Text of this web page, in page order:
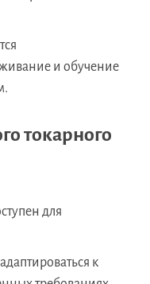
и обучение
токарного
для
к